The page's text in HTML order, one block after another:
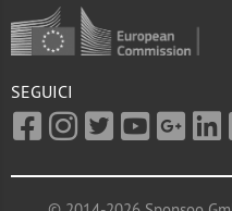
SEGUICI